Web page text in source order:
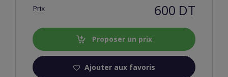
Prix 600 DT
Proposer un prix
Ajouter aux favoris